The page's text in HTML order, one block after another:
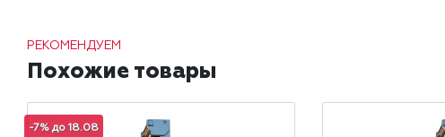
РЕКОМЕНДУЕМ
Похожие товары
-7% до 18.08